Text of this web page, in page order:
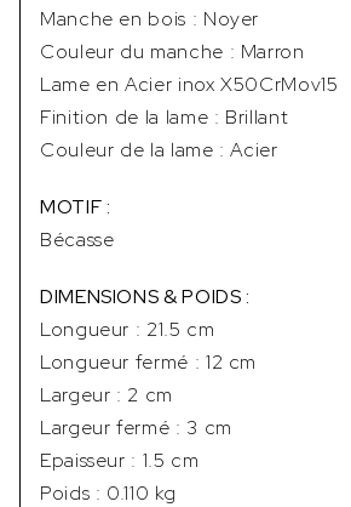
Manche en bois : Noyer
Couleur du manche : Marron
Lame en Acier inox X50CrMov15
Finition de la lame : Brillant
Couleur de la lame : Acier
MOTIF :
Bécasse
DIMENSIONS & POIDS :
Longueur : 21.5 cm
Longueur fermé : 12 cm
Largeur : 2 cm
Largeur fermé : 3 cm
Epaisseur : 1.5 cm
Poids : 0.110 kg